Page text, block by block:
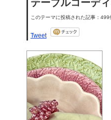
テーブルコーデ
このテーマに投稿された記事：
Tweet